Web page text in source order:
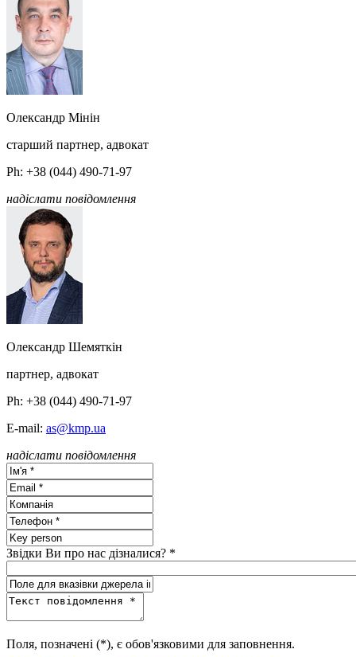
Олександр Мінін
старший партнер, адвокат
Ph: +38 (044) 490-71-97
надіслати повідомлення
Олександр Шемяткін
партнер, адвокат
Ph: +38 (044) 490-71-97
E-mail: as@kmp.ua
надіслати повідомлення
Звідки Ви про нас дізналися? *
Поля, позначені (*), є обов'язковими для заповнення.